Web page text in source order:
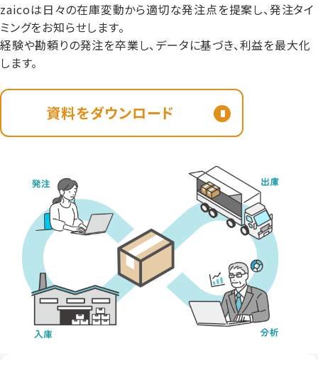
zaicoは日々の在庫変動から適切な発注点を提案し、発注タイ
ミングをお知らせします。
経験や勘頼りの発注を卒業し、データに基づき、利益を最大化
します。
資料をダウンロード